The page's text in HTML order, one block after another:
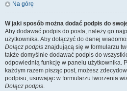
Na górę
W jaki sposób można dodać podpis do
Aby dodawać podpis do posta, należy go
użytkownika. Aby dołączyć do danej
Dołącz podpis znajdującą się w formularzu
także domyślnie dodawać podpis do
odpowiednią funkcję w panelu użytkownika.
każdym razem pisząc post, możesz
podpisu, usuwając w formularzu tworzenia
Dołącz podpis.